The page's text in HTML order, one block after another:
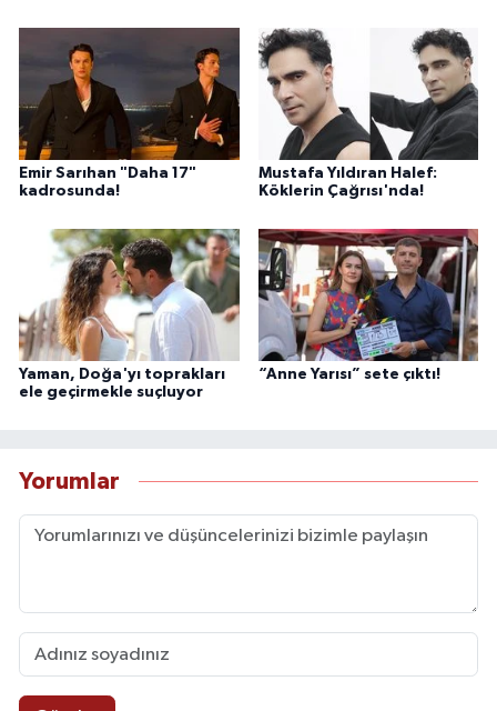
Emir Sarıhan "Daha 17"
kadrosunda!
Mustafa Yıldıran Halef:
Köklerin Çağrısı'nda!
Yaman, Doğa'yı toprakları
ele geçirmekle suçluyor
“Anne Yarısı” sete çıktı!
Yorumlar